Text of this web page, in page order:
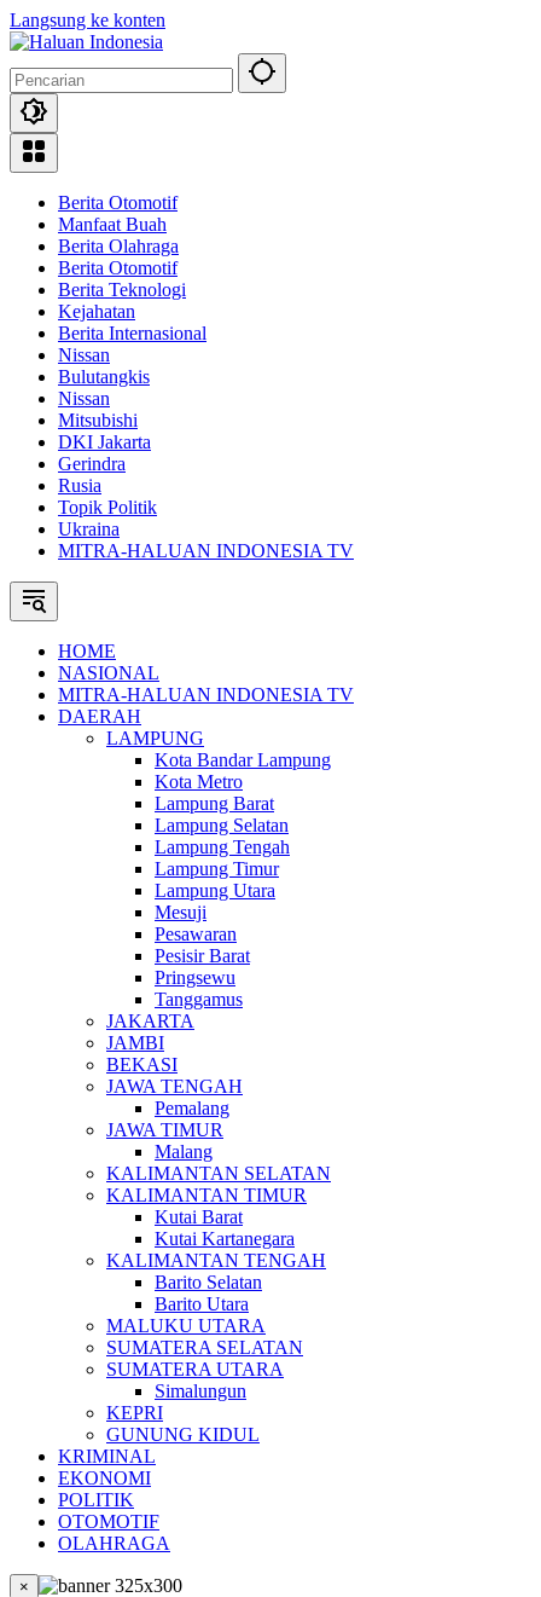
Langsung ke konten
Berita Otomotif
Manfaat Buah
Berita Olahraga
Berita Otomotif
Berita Teknologi
Kejahatan
Berita Internasional
Nissan
Bulutangkis
Nissan
Mitsubishi
DKI Jakarta
Gerindra
Rusia
Topik Politik
Ukraina
MITRA-HALUAN INDONESIA TV
HOME
NASIONAL
MITRA-HALUAN INDONESIA TV
DAERAH
LAMPUNG
Kota Bandar Lampung
Kota Metro
Lampung Barat
Lampung Selatan
Lampung Tengah
Lampung Timur
Lampung Utara
Mesuji
Pesawaran
Pesisir Barat
Pringsewu
Tanggamus
JAKARTA
JAMBI
BEKASI
JAWA TENGAH
Pemalang
JAWA TIMUR
Malang
KALIMANTAN SELATAN
KALIMANTAN TIMUR
Kutai Barat
Kutai Kartanegara
KALIMANTAN TENGAH
Barito Selatan
Barito Utara
MALUKU UTARA
SUMATERA SELATAN
SUMATERA UTARA
Simalungun
KEPRI
GUNUNG KIDUL
KRIMINAL
EKONOMI
POLITIK
OTOMOTIF
OLAHRAGA
×